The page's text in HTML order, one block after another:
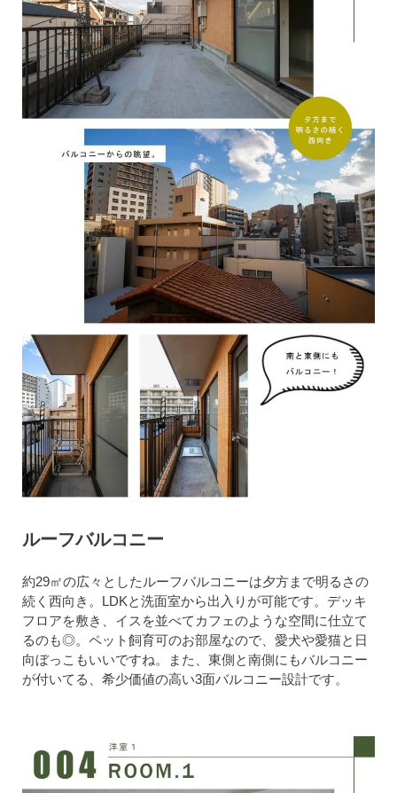
ルーフバルコニー
約29㎡の広々としたルーフバルコニーは夕方まで明るさの
続く西向き。LDKと洗面室から出入りが可能です。デッキ
フロアを敷き、イスを並べてカフェのような空間に仕立て
るのも◎。ペット飼育可のお部屋なので、愛犬や愛猫と日
向ぼっこもいいですね。また、東側と南側にもバルコニー
が付いてる、希少価値の高い3面バルコニー設計です。